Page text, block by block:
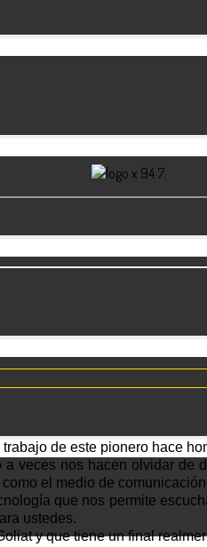
de este pionero hace
veces nos hacen olvidar
el medio de
que nos permite
ustedes.
y que tiene un final